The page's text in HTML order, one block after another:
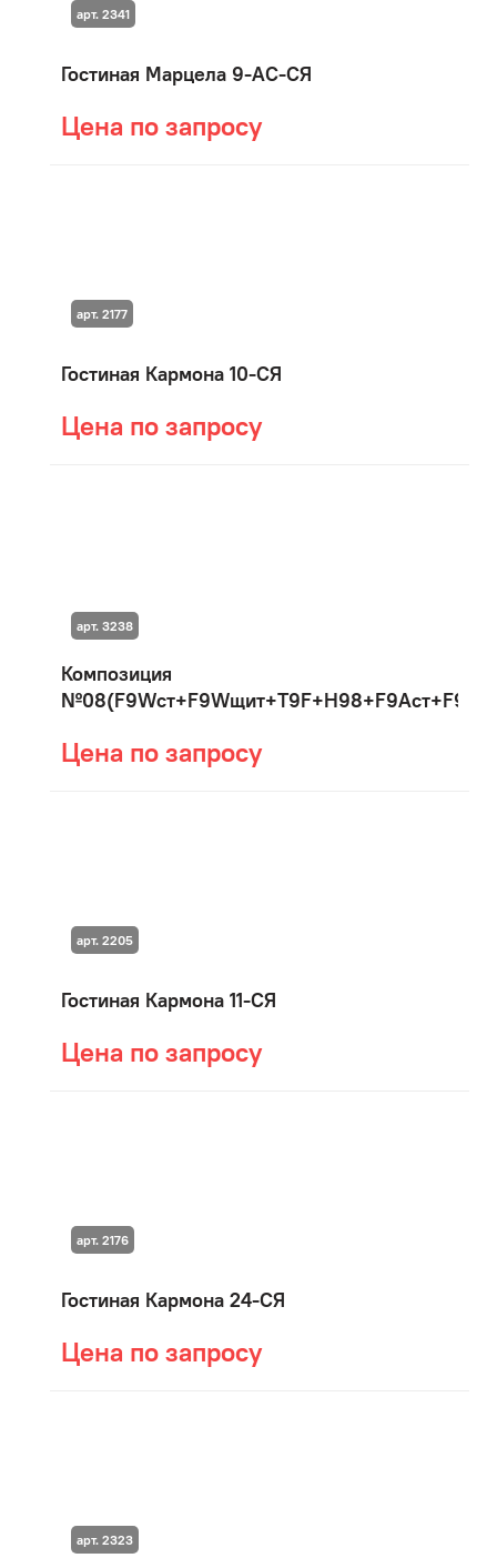
Гостиная Марцела 9-АС-СЯ
Цена по запросу
арт. 2341
Гостиная Кармона 10-СЯ
Цена по запросу
арт. 2177
Композиция
Цена по запросу
арт. 3238
Гостиная Кармона 11-СЯ
Цена по запросу
арт. 2205
Гостиная Кармона 24-СЯ
Цена по запросу
арт. 2176
арт. 2323